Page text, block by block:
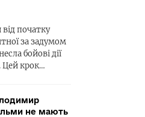
початку
за задумом
бойові дії
Цей крок…
не мають